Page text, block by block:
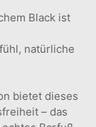
Black ist
natürliche
bietet dieses
– das